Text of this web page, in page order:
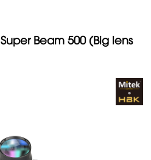
Super Beam 500 (Big lens